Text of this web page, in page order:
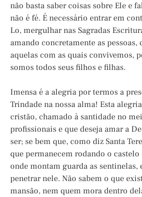
não basta saber coisas sobre Ele e
não é fé. É necessário entrar em
Lo, mergulhar nas Sagradas
amando concretamente as pessoas,
aquelas com as quais convivemos,
somos todos seus filhos e filhas.
Imensa é a alegria por termos a
Trindade na nossa alma! Esta
cristão, chamado à santidade no
profissionais e que deseja amar a
ser; se bem que, como diz Santa
que permanecem rodando o
onde montam guarda as sentinelas,
penetrar nele. Não sabem o que
mansão, nem quem mora dentro